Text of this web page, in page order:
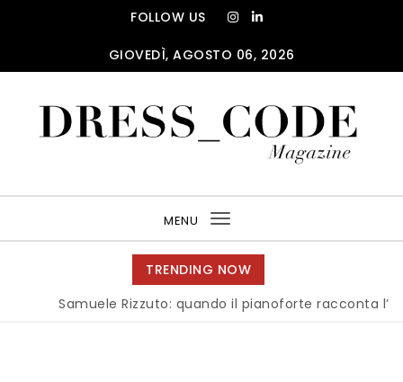
FOLLOW US
GIOVEDÌ, AGOSTO 06, 2026
MENU
Toggle
navigation
TRENDING NOW
Samuele Rizzuto: quando il pianoforte racconta